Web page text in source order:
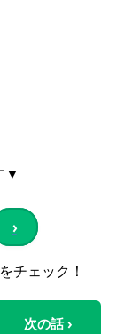
▼
›
チェック！
次の話 ›